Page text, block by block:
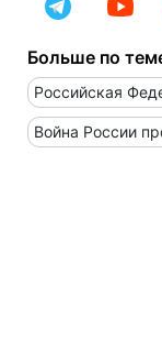
Больше по
Российская
Война России